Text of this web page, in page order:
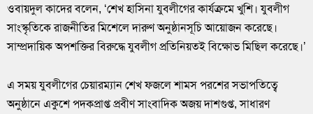
ওবায়দুল কাদের বলেন, ‘শেখ হাসিনা যুবলীগের কার্যক্রমে খুশি। যুবলীগ
সাংস্কৃতিকে রাজনীতির মিশেলে দারুণ অনুষ্ঠানসূচি আয়োজন করেছে।
সাম্প্রদায়িক অপশক্তির বিরুদ্ধে যুবলীগ প্রতিনিয়তই বিক্ষোভ মিছিল করেছে।’
এ সময় যুবলীগের চেয়ারম্যান শেখ ফজলে শামস পরশের সভাপতিত্বে
অনুষ্ঠানে একুশে পদকপ্রাপ্ত প্রবীণ সাংবাদিক অজয় দাশগুপ্ত, সাধারণ